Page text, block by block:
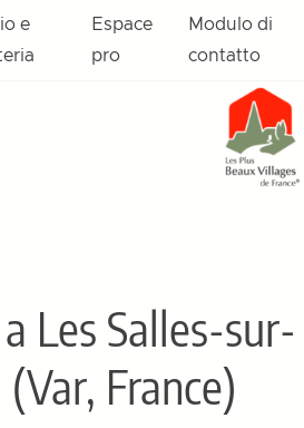
e
Espace
pro
Modulo di
contatto
a Les Salles-sur-
France)